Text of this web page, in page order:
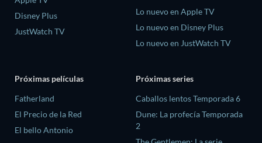
Disney Plus
JustWatch TV
Lo nuevo en Apple TV
Lo nuevo en Disney Plus
Lo nuevo en JustWatch TV
Próximas películas
Fatherland
El Precio de la Red
El bello Antonio
Próximas series
Caballos lentos Temporada 6
Dune: La profecía Temporada
2